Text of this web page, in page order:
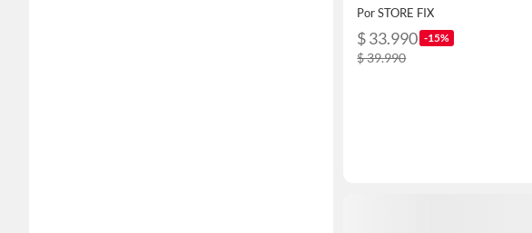
Por STORE FIX
$ 33.990 -15%
$ 39.990